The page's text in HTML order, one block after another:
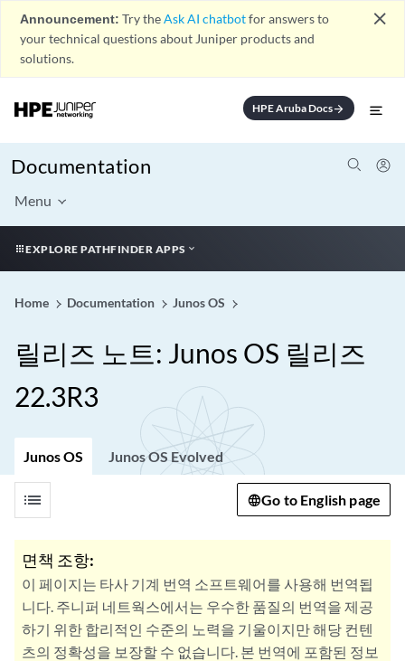
Announcement: Try theAsk AI chatbotfor answers to
your technical questions about Juniper products and
solutions.
close
HPE Aruba Docsarrow_forward
Documentation
Menu
EXPLORE PATHFINDER APPS
Home Documentation Junos OS
릴리즈 노트: Junos OS 릴리즈
22.3R3
Junos OS Junos OS Evolved
list Go to English page
면책 조항:
이 페이지는 타사 기계 번역 소프트웨어를 사용해 번역됩
니다. 주니퍼 네트웍스에서는 우수한 품질의 번역을 제공
하기 위한 합리적인 수준의 노력을 기울이지만 해당 컨텐
츠의 정확성을 보장할 수 없습니다. 본 번역에 포함된 정보